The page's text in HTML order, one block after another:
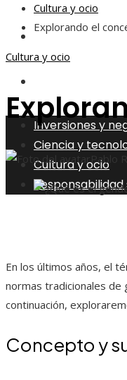
Cultura y ocio
Inversiones y
Ciencia y
Cultura y ocio
Responsabilidad
Cultura y ocio
Explorando el
Cultura y ocio
Pablo
En los últimos años, el
normas tradicionales de
continuación,
Concepto y